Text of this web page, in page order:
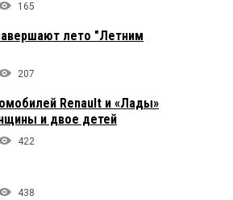
165
лето "Летним
207
Renault и «Лады»
и двое детей
422
438